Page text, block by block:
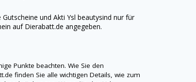
Gutscheine und AktiYsl beautysind nur für
aufDierabatt.de angegeben.
Punkte beachten. Wie Sie den
finden Sie alle wichtigen Details, wie zum